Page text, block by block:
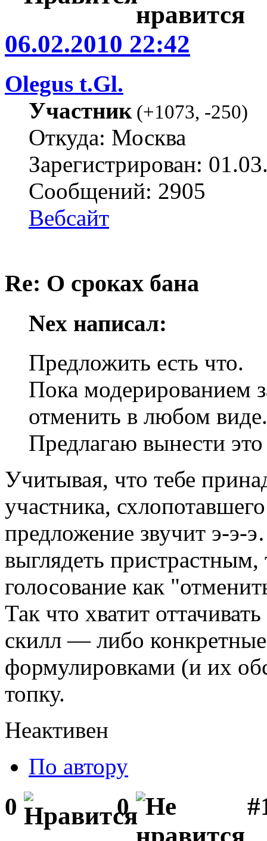
06.02.2010 22:42
Olegus t.Gl.
Участник(+1073, -250)
Откуда: Москва
Зарегистрирован:
Сообщений: 2905
Вебсайт
Re: О сроках бана
Nex написал:
Предложить есть что.
Пока модерированием
отменить в любом виде.
Предлагаю вынести
Учитывая, что тебе
участника,
предложение звучит э-
выглядеть
голосование как
Так что хватит
скилл — либо
формулировками (и их
топку.
Неактивен
По автору
0 0